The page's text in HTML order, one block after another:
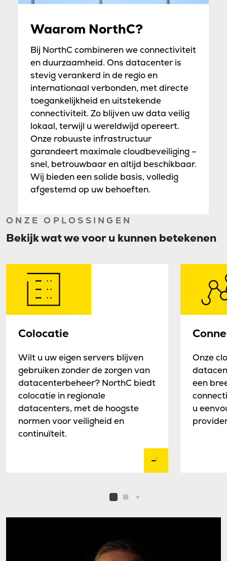
Waarom NorthC?
Bij NorthC combineren we connectiviteit
en duurzaamheid. Ons datacenter is
stevig verankerd in de regio en
internationaal verbonden, met directe
toegankelijkheid en uitstekende
connectiviteit. Zo blijven uw data veilig
lokaal, terwijl u wereldwijd opereert.
Onze robuuste infrastructuur
garandeert maximale cloudbeveiliging –
snel, betrouwbaar en altijd beschikbaar.
Wij bieden een solide basis, volledig
afgestemd op uw behoeften.
ONZE OPLOSSINGEN
Bekijk wat we voor u kunnen betekenen
Colocatie
Wilt u uw eigen servers blijven
gebruiken zonder de zorgen van
datacenterbeheer? NorthC biedt
colocatie in regionale
datacenters, met de hoogste
normen voor veiligheid en
continuïteit.
Onze
een
u